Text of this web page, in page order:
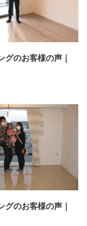
グのお客様の声｜
グのお客様の声｜